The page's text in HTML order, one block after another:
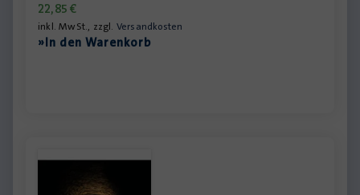
22,85€
inkl. MwSt., zzgl. Versandkosten
»In den Warenkorb